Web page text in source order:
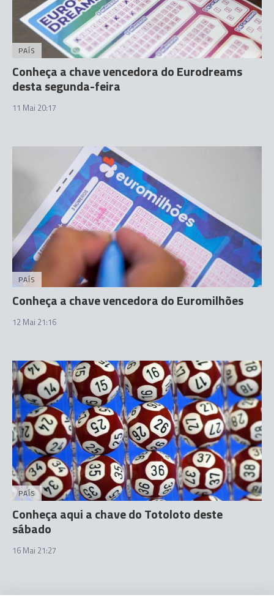
PAÍS
Conheça a chave vencedora do Eurodreams
desta segunda-feira
11 Mai 20:17
PAÍS
Conheça a chave vencedora do Euromilhões
12 Mai 21:16
PAÍS
Conheça aqui a chave do Totoloto deste
sábado
16 Mai 21:27